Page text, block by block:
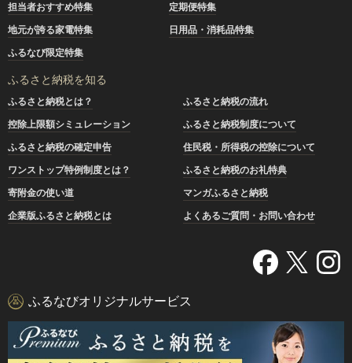
担当者おすすめ特集
定期便特集
地元が誇る家電特集
日用品・消耗品特集
ふるなび限定特集
ふるさと納税を知る
ふるさと納税とは？
ふるさと納税の流れ
控除上限額シミュレーション
ふるさと納税制度について
ふるさと納税の確定申告
住民税・所得税の控除について
ワンストップ特例制度とは？
ふるさと納税のお礼特典
寄附金の使い道
マンガふるさと納税
企業版ふるさと納税とは
よくあるご質問・お問い合わせ
ふるなびオリジナルサービス